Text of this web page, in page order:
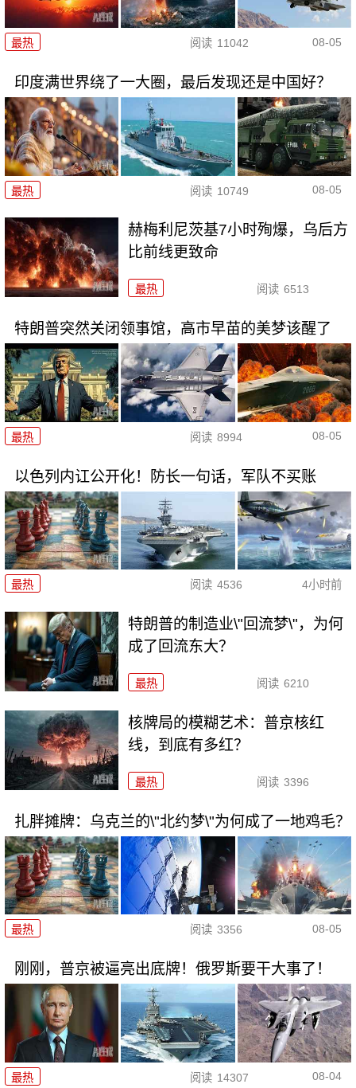
最热 阅读 11042 08-05
印度满世界绕了一大圈，最后发现还是中国好？
最热 阅读 10749 08-05
赫梅利尼茨基7小时殉爆，乌后方
比前线更致命
最热 阅读 6513
特朗普突然关闭领事馆，高市早苗的美梦该醒了
最热 阅读 8994 08-05
以色列内讧公开化！防长一句话，军队不买账
最热 阅读 4536 4小时前
特朗普的制造业\"回流梦\"，为何
成了回流东大？
最热 阅读 6210
核牌局的模糊艺术：普京核红
线，到底有多红？
最热 阅读 3396
扎胖摊牌：乌克兰的\"北约梦\"为何成了一地鸡毛？
最热 阅读 3356 08-05
刚刚，普京被逼亮出底牌！俄罗斯要干大事了！
最热 阅读 14307 08-04